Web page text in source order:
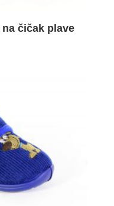
čičak plave